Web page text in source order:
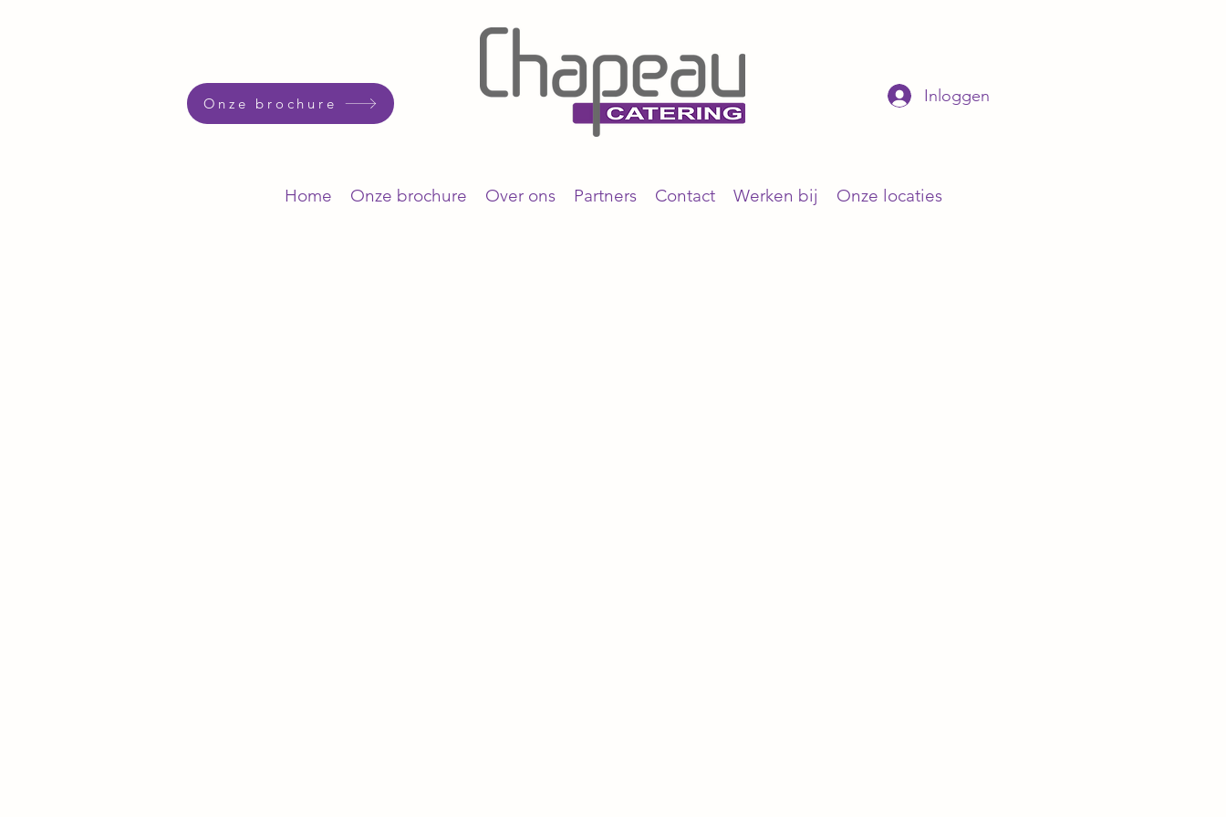
Onze brochure Inloggen
Home Onze brochure Over ons Partners Contact Werken bij Onze locaties